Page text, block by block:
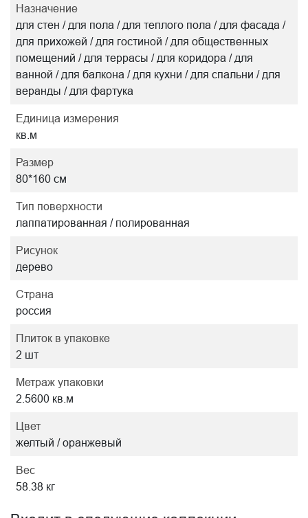
Назначение
для стен / для пола / для теплого пола / для фасада /
для прихожей / для гостиной / для общественных
помещений / для террасы / для коридора / для
ванной / для балкона / для кухни / для спальни / для
веранды / для фартука
Единица измерения
кв.м
Размер
80*160 см
Тип поверхности
лаппатированная / полированная
Рисунок
дерево
Страна
россия
Плиток в упаковке
2 шт
Метраж упаковки
2.5600 кв.м
Цвет
желтый / оранжевый
Вес
58.38 кг